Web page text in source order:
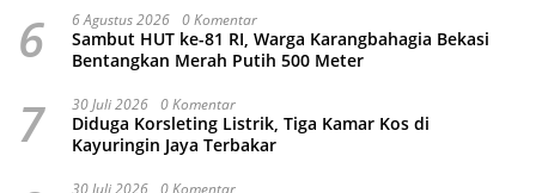
6 6 Agustus 2026 0 Komentar
Sambut HUT ke-81 RI, Warga Karangbahagia Bekasi
Bentangkan Merah Putih 500 Meter
7 30 Juli 2026 0 Komentar
Diduga Korsleting Listrik, Tiga Kamar Kos di
Kayuringin Jaya Terbakar